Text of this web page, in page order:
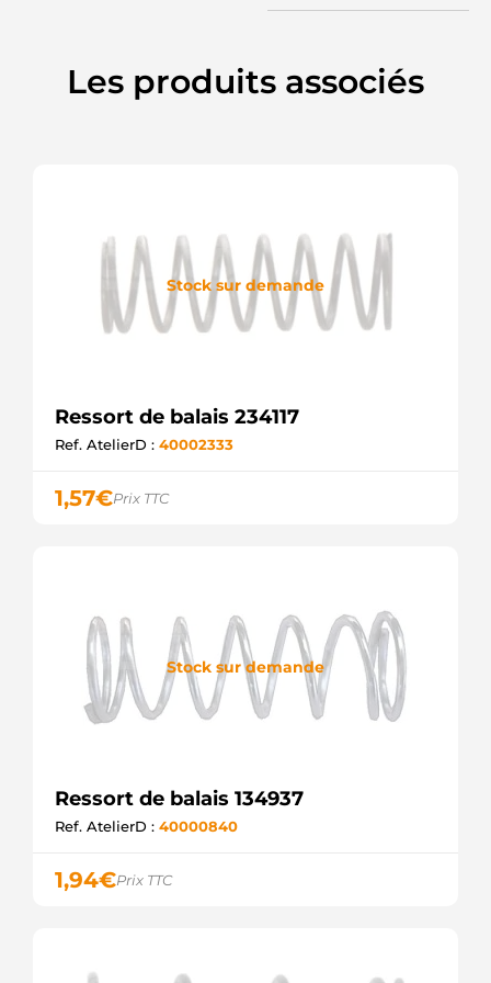
Les produits associés
Stock sur demande
Ressort de balais 234117
Ref. AtelierD : 40002333
1,57€Prix TTC
Stock sur demande
Ressort de balais 134937
Ref. AtelierD : 40000840
1,94€Prix TTC